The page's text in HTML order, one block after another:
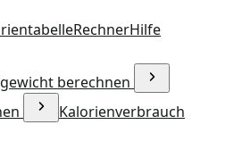
RechnerHilfe
berechnen
Kalorienverbrauch